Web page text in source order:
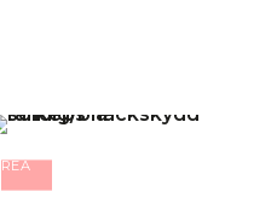
REA